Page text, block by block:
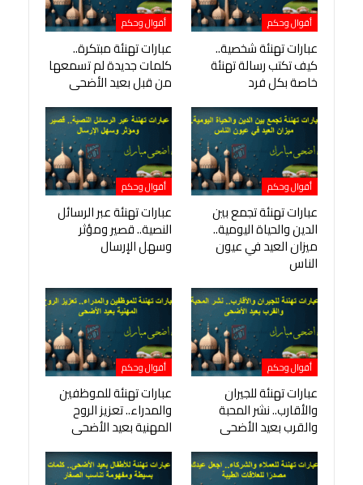
أقوال وحكم
عبارات تهنئة شخصية..
كيف تكتب رسالة تهنئة
خاصة بكل فرد
أقوال وحكم
عبارات تهنئة مبتكرة..
كلمات جديدة لم تسمعها
من قبل بعيد الأضحى
أقوال وحكم
عبارات تهنئة تجمع بين
الدين والحياة اليومية..
ميزان العيد في عيون
الناس
أقوال وحكم
عبارات تهنئة عبر الرسائل
النصية.. قصير ومؤثر
وسهل الإرسال
أقوال وحكم
عبارات تهنئة للجيران
والأقارب.. نشر المحبة
والقرب بعيد الأضحى
أقوال وحكم
عبارات تهنئة للموظفين
والمدراء.. تعزيز الروح
المهنية بعيد الأضحى